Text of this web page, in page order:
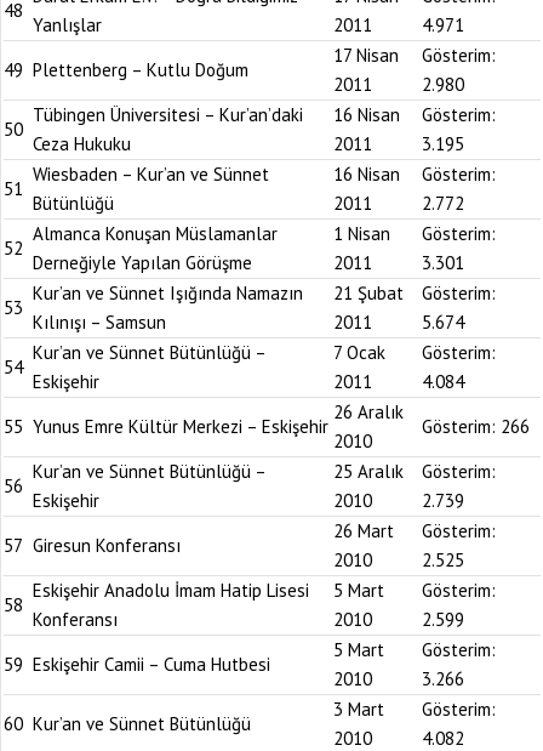
48
Yanlışlar
2011
4.971
49 Plettenberg – Kutlu Doğum
17 Nisan
2011
Gösterim:
2.980
50
Tübingen Üniversitesi – Kur’an’daki
Ceza Hukuku
16 Nisan
2011
Gösterim:
3.195
51
Wiesbaden – Kur’an ve Sünnet
Bütünlüğü
16 Nisan
2011
Gösterim:
2.772
52
Almanca Konuşan Müslamanlar
Derneğiyle Yapılan Görüşme
1 Nisan
2011
Gösterim:
3.301
53
Kur’an ve Sünnet Işığında Namazın
Kılınışı – Samsun
21 Şubat
2011
Gösterim:
5.674
54
Kur’an ve Sünnet Bütünlüğü –
Eskişehir
7 Ocak
2011
Gösterim:
4.084
55 Yunus Emre Kültür Merkezi – Eskişehir
26 Aralık
2010
Gösterim: 266
56
Kur’an ve Sünnet Bütünlüğü –
Eskişehir
25 Aralık
2010
Gösterim:
2.739
57 Giresun Konferansı
26 Mart
2010
Gösterim:
2.525
58
Eskişehir Anadolu İmam Hatip Lisesi
Konferansı
5 Mart
2010
Gösterim:
2.599
59 Eskişehir Camii – Cuma Hutbesi
5 Mart
2010
Gösterim:
3.266
60 Kur’an ve Sünnet Bütünlüğü
3 Mart
2010
Gösterim:
4.082